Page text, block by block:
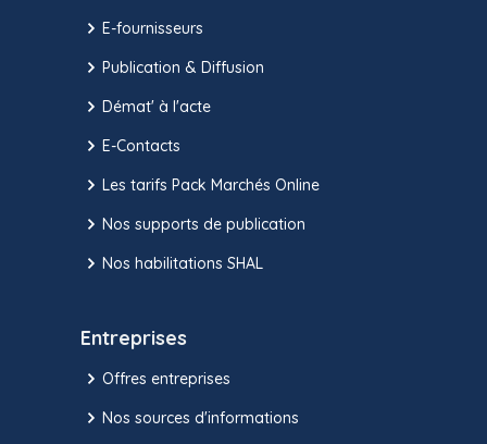
E-fournisseurs
Publication & Diffusion
Démat' à l'acte
E-Contacts
Les tarifs Pack Marchés Online
Nos supports de publication
Nos habilitations SHAL
Entreprises
Offres entreprises
Nos sources d'informations